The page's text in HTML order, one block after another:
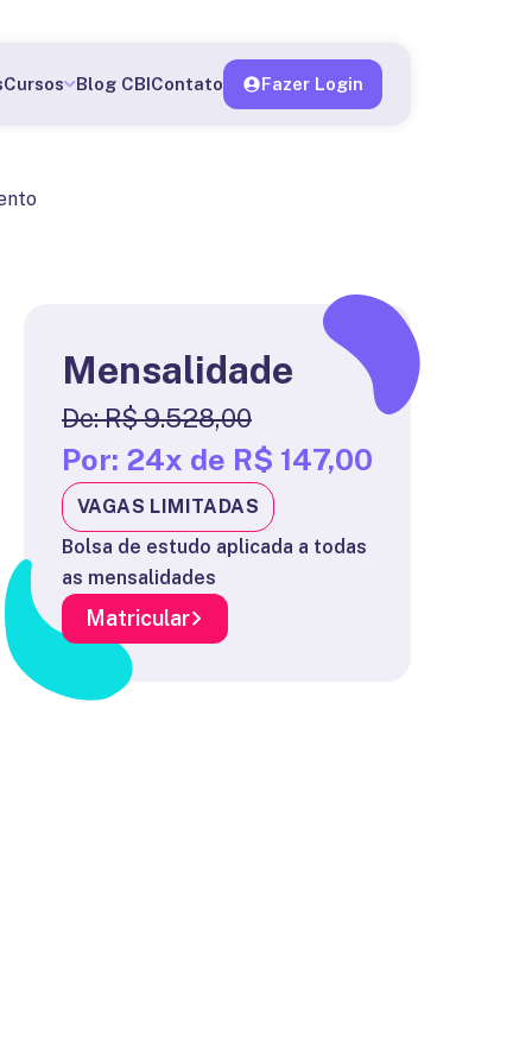
Cursos Blog CBIContato Fazer Login
Mensalidade
De:R$ 9.528,00
Por: 24x de R$ 147,00
VAGAS LIMITADAS
Bolsa de estudo aplicada a todas
as mensalidades
Matricular